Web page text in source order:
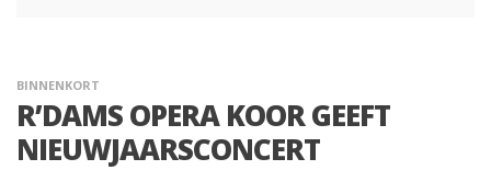
BINNENKORT
R’DAMS OPERA KOOR GEEFT
NIEUWJAARSCONCERT